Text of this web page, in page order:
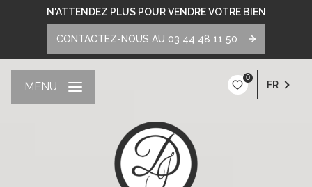
N'ATTENDEZ PLUS POUR VENDRE VOTRE BIEN
CONTACTEZ-NOUS AU 03 44 48 11 50
0
FR
MENU